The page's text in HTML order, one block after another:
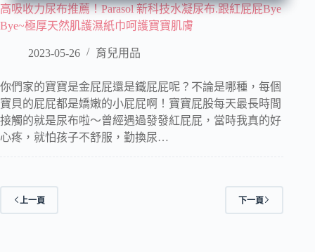
高吸收力尿布推薦！Parasol 新科技水凝尿布.跟紅屁屁Bye
Bye~極厚天然肌護濕紙巾呵護寶寶肌膚
2023-05-26 育兒用品
你們家的寶寶是金屁屁還是鐵屁屁呢？不論是哪種，每個
寶貝的屁屁都是嬌嫩的小屁屁啊！寶寶屁股每天最長時間
接觸的就是尿布啦～曾經遇過發發紅屁屁，當時我真的好
心疼，就怕孩子不舒服，勤換尿…
上一頁 下一頁